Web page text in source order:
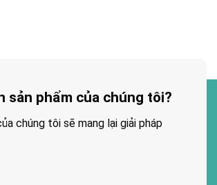
sản phẩm của chúng tôi?
chúng tôi sẽ mang lại giải pháp